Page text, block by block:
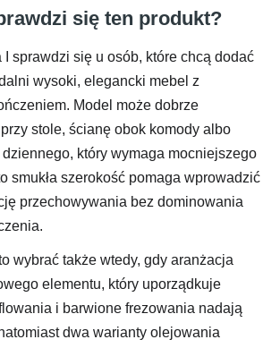
się ten produkt?
I sprawdzi się u osób, które chcą dodać
wysoki, elegancki mebel z
Model może dobrze
stole, ścianę obok komody albo
który wymaga mocniejszego
smukła szerokość pomaga wprowadzić
przechowywania bez dominowania
wybrać także wtedy, gdy aranżacja
elementu, który uporządkuje
i barwione frezowania nadają
dwa warianty olejowania